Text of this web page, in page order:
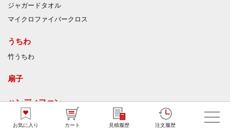
お気に入り カート 見積履歴 注文履歴
ジャガードタオル
マイクロファイバークロス
うちわ
竹うちわ
扇子
ハンディファン
ひんやりグッズ